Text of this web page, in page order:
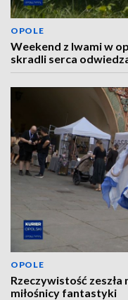
OPOLE
Weekend z lwami w
skradli serca
OPOLE
Rzeczywistość
miłośnicy fantastyki